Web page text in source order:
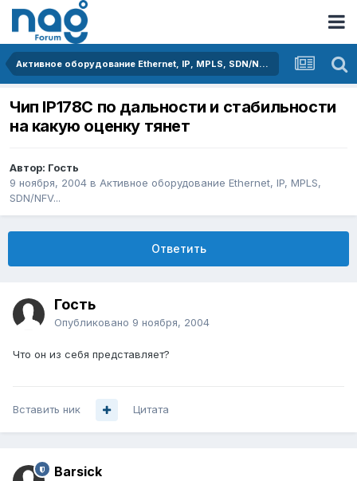
Активное оборудование Ethernet, IP, MPLS, SDN/NFV...
Чип IP178C по дальности и стабильности
на какую оценку тянет
Автор: Гость
9 ноября, 2004 в Активное оборудование Ethernet, IP, MPLS,
SDN/NFV...
Ответить
Гость
Опубликовано 9 ноября, 2004
Что он из себя представляет?
Вставить ник Цитата
Barsick